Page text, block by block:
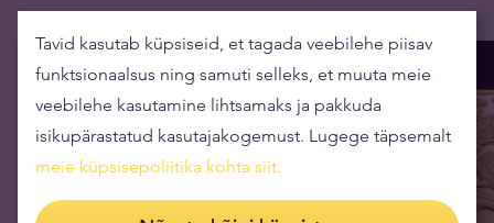
Tavid kasutab küpsiseid, et tagada veebilehe piisav
funktsionaalsus ning samuti selleks, et muuta meie
veebilehe kasutamine lihtsamaks ja pakkuda
isikupärastatud kasutajakogemust. Lugege täpsemalt
meie küpsisepoliitika kohta siit.